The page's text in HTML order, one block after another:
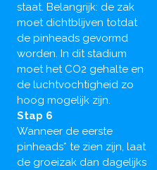
staat. Belangrijk: de zak
moet dichtblijven totdat
de pinheads gevormd
worden. In dit stadium
moet het CO2 gehalte en
de luchtvochtigheid zo
hoog mogelijk zijn.
Stap 6
Wanneer de eerste
pinheads* te zien zijn, laat
de groeizak dan dagelijks